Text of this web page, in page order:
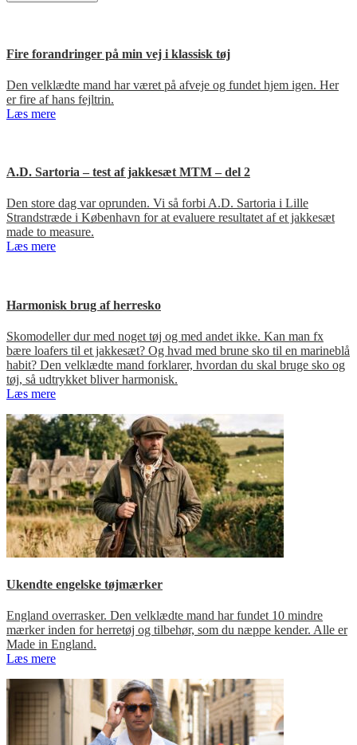
Fire forandringer på min vej i klassisk tøj
Den velklædte mand har været på afveje og fundet hjem igen. Her
er fire af hans fejltrin.
Læs mere
A.D. Sartoria – test af jakkesæt MTM – del 2
Den store dag var oprunden. Vi så forbi A.D. Sartoria i Lille
Strandstræde i København for at evaluere resultatet af et jakkesæt
made to measure.
Læs mere
Harmonisk brug af herresko
Skomodeller dur med noget tøj og med andet ikke. Kan man fx
bære loafers til et jakkesæt? Og hvad med brune sko til en marineblå
habit? Den velklædte mand forklarer, hvordan du skal bruge sko og
tøj, så udtrykket bliver harmonisk.
Læs mere
Ukendte engelske tøjmærker
England overrasker. Den velklædte mand har fundet 10 mindre
mærker inden for herretøj og tilbehør, som du næppe kender. Alle er
Made in England.
Læs mere